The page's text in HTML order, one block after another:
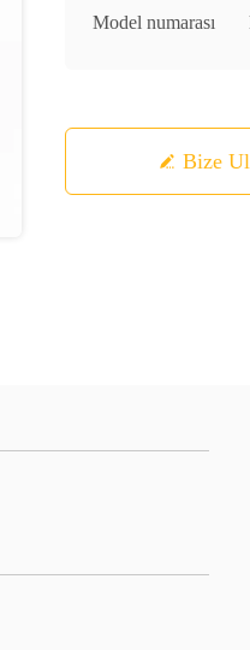
Model numarası
Bize